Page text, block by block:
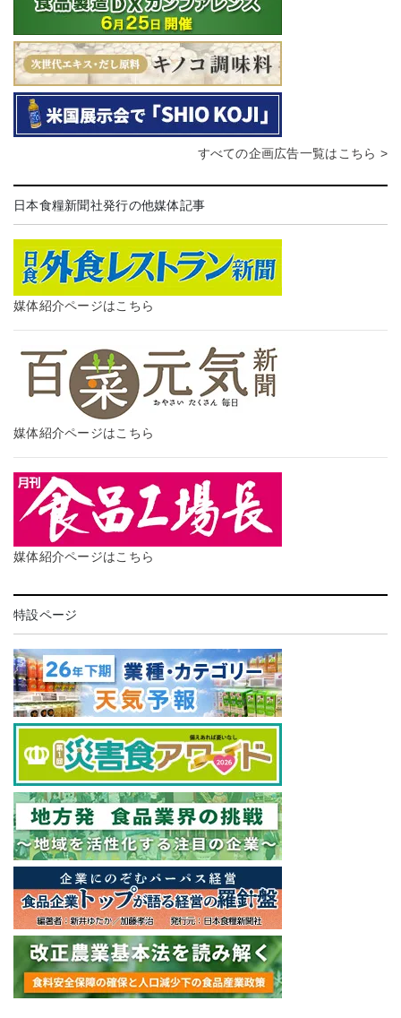
すべての企画広告一覧はこちら >
日本食糧新聞社発行の他媒体記事
媒体紹介ページはこちら
媒体紹介ページはこちら
媒体紹介ページはこちら
特設ページ